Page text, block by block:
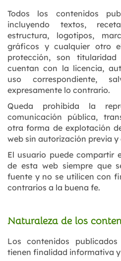
Todos los contenidos
incluyendo textos,
estructura, logotipos,
gráficos y cualquier otro
protección, son
cuentan con la licencia,
uso correspondiente,
expresamente lo contrario.
Queda prohibida la
comunicación pública,
otra forma de explotación
web sin autorización previa y
El usuario puede compartir
de esta web siempre que
fuente y no se utilicen con
contrarios a la buena fe.
Naturaleza de los
Los contenidos
tienen finalidad informativa